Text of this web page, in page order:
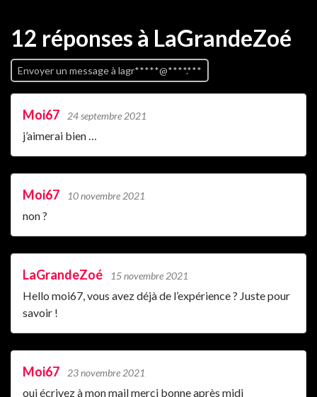
12 réponses à LaGrandeZoé
Envoyer un message à lagr*****@****.***
Moi67 24 septembre 2021
j’aimerai bien …
Moi67 10 novembre 2021
non ?
LaGrandeZoé 15 novembre 2021
Hello moi67, vous avez déjà de l’expérience ? Juste pour
savoir !
Moi67 23 novembre 2021
oui écrivez à mon mail merci bonne après midi